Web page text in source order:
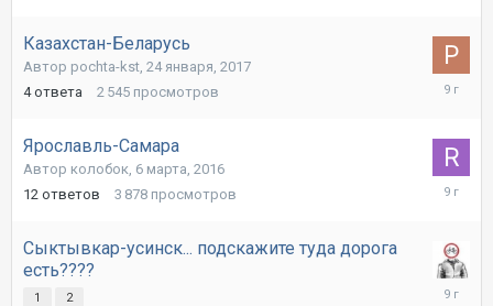
Казахстан-Беларусь
Автор pochta-kst, 24 января, 2017
4 ответа 2 545 просмотров
12
Ярославль-Самара
Автор колобок, 6 марта, 2016
12 ответов 3 878 просмотров
11
Сыктывкар-усинск... подскажите туда дорога
есть????
1 2
25